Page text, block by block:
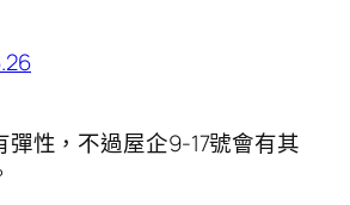
彈性，不過屋企9-17號會有其